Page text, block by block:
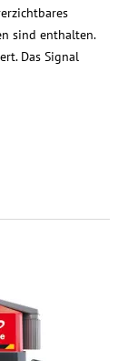
sind enthalten.
Das Signal